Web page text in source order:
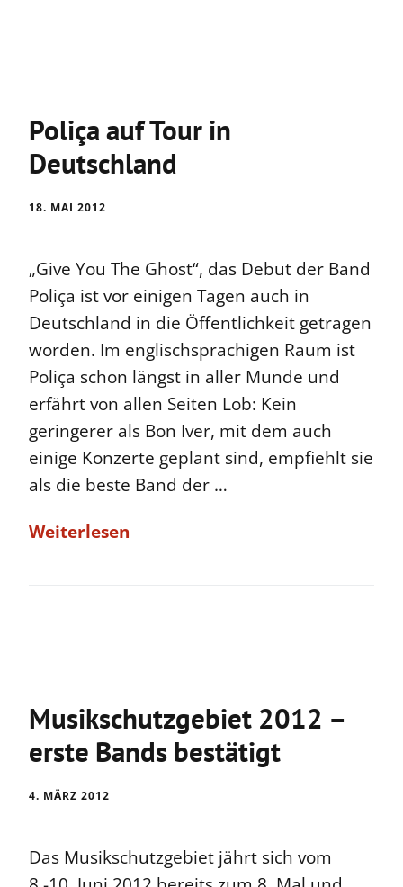
Poliça auf Tour in
Deutschland
18. MAI 2012
„Give You The Ghost“, das Debut der Band
Poliça ist vor einigen Tagen auch in
Deutschland in die Öffentlichkeit getragen
worden. Im englischsprachigen Raum ist
Poliça schon längst in aller Munde und
erfährt von allen Seiten Lob: Kein
geringerer als Bon Iver, mit dem auch
einige Konzerte geplant sind, empfiehlt sie
als die beste Band der …
Weiterlesen
Musikschutzgebiet 2012 –
erste Bands bestätigt
4. MÄRZ 2012
Das Musikschutzgebiet jährt sich vom